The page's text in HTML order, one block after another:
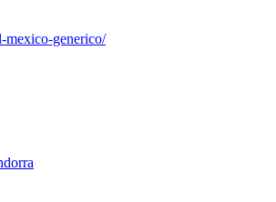
mexico-generico/